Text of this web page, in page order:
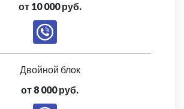
от 10 000 руб.
Двойной блок
от 8 000 руб.